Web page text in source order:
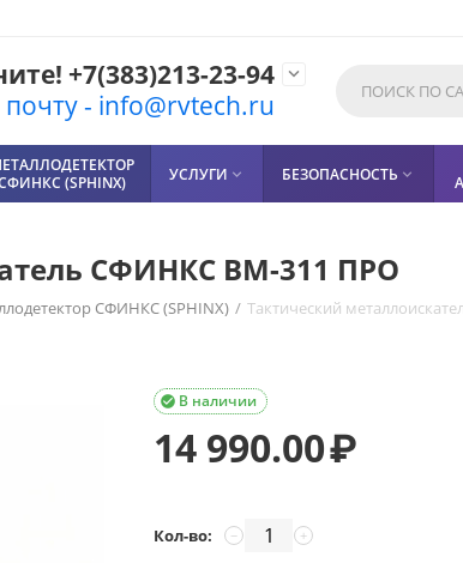
+7(383)213-23-94
- info@rvtech.ru

(SPHINX)
УСЛУГИ  БЕЗОПАСНОСТЬ 
СФИНКС ВМ-311 ПРО
СФИНКС (SPHINX) / Тактический
В наличии

14 990.00₽
Кол-во: +
−